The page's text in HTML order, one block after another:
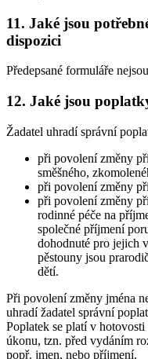
11. Jaké jsou
dispozici
Předepsané formuláře
12. Jaké jsou
Žadatel uhradí správní
při povolení změny
směšného,
při povolení změny
při povolení změny
rodinné péče na
společné příjmení
dohodnuté pro jejich
pěstouny jsou
dětí.
Při povolení změny jména
uhradí žadatel správní
Poplatek se platí v
úkonu, tzn. před vydáním
popř. jmen, nebo příjmení.